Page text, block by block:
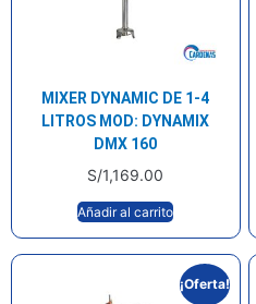
MIXER DYNAMIC DE 1-4
LITROS MOD: DYNAMIX
DMX 160
S/1,169.00
Añadir al carrito
¡Oferta!